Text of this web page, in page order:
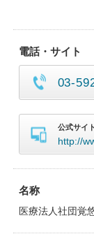
電話・サイト
03-
公式サイト
http://
名称
医療法人社団覚